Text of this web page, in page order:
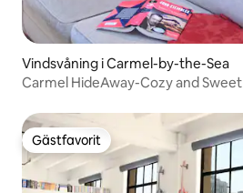
Vindsvåning i Carmel-by-the-Sea
Carmel HideAway-Cozy and Sweet
Gästfavorit
Gästfavorit